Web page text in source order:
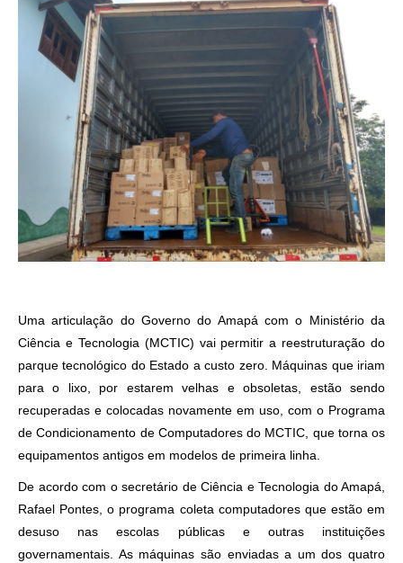
Uma articulação do Governo do Amapá com o Ministério da
Ciência e Tecnologia (MCTIC) vai permitir a reestruturação do
parque tecnológico do Estado a custo zero. Máquinas que iriam
para o lixo, por estarem velhas e obsoletas, estão sendo
recuperadas e colocadas novamente em uso, com o Programa
de Condicionamento de Computadores do MCTIC, que torna os
equipamentos antigos em modelos de primeira linha.
De acordo com o secretário de Ciência e Tecnologia do Amapá,
Rafael Pontes, o programa coleta computadores que estão em
desuso nas escolas públicas e outras instituições
governamentais. As máquinas são enviadas a um dos quatro